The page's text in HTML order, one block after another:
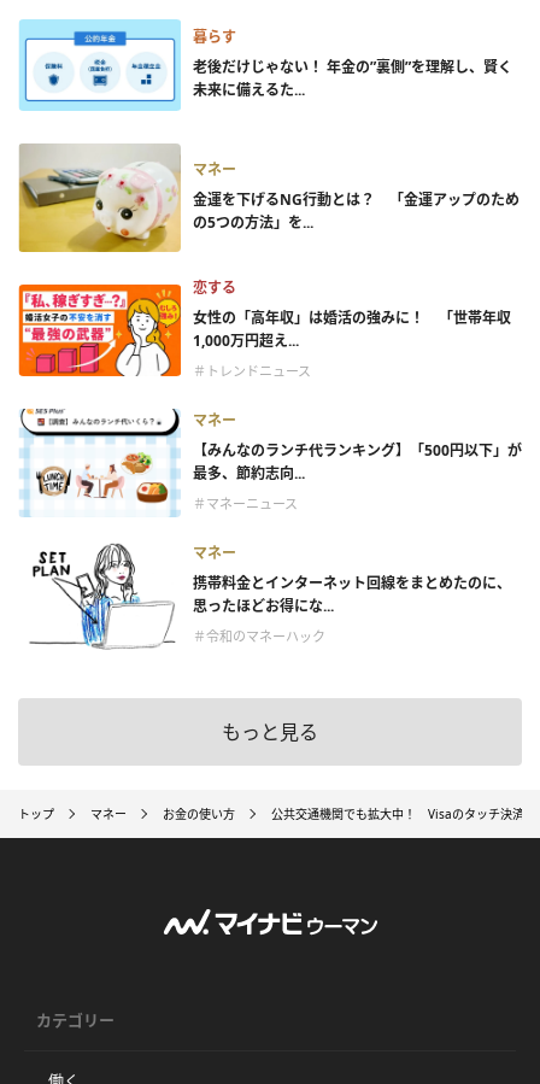
暮らす
老後だけじゃない！ 年金の”裏側”を理解し、賢く
未来に備えるた...
マネー
金運を下げるNG行動とは？ 「金運アップのため
の5つの方法」を...
恋する
女性の「高年収」は婚活の強みに！ 「世帯年収
1,000万円超え...
＃トレンドニュース
マネー
【みんなのランチ代ランキング】「500円以下」が
最多、節約志向...
＃マネーニュース
マネー
携帯料金とインターネット回線をまとめたのに、
思ったほどお得にな...
＃令和のマネーハック
もっと見る
トップ マネー お金の使い方 公共交通機関でも拡大中！ Visaのタッチ決済の
カテゴリー